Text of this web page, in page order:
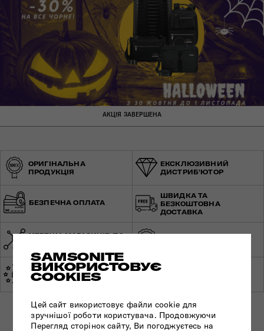
SAMSONITE
ВИКОРИСТОВУЄ
COOKIES
Цей сайт використовує файли cookie для
зручнішої роботи користувача. Продовжуючи
Перегляд сторінок сайту, Ви погоджуєтесь на
АКЦІЯ ЗАВЕРШЕНА
ОРИГІНАЛЬНА
ПРОДУКЦІЯ
ЕКСКЛЮЗИВНИЙ
ДИСТРИБ'ЮТОР
БЕЗПЕЧНА ОПЛАТА
ШВИДКА ТА
БЕЗКОШТОВНА
ДОСТАВКА
МЕРЕЖА МАГАЗИНІВ ПО
ЗРОБЛЕНО В ЄВРОПІ
ЕКСПЕРТНА